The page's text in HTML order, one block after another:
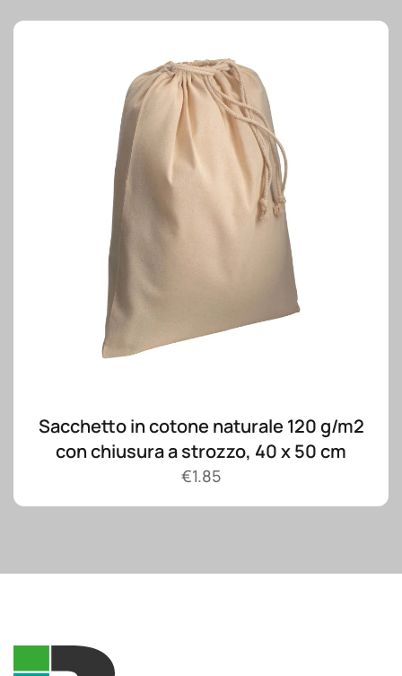
Sacchetto in cotone naturale 120 g/m2
con chiusura a strozzo, 40 x 50 cm
€1.85